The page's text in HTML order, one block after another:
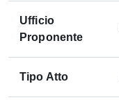
Ufficio
Proponente
Tipo Atto